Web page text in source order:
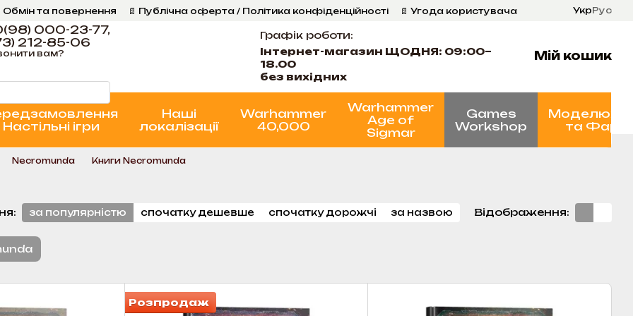
Обмін та повернення 📄 Публічна оферта / Політика конфіденційності
📄 Угода користувача
Програма Лояльності
УкрРус
000-23-77,
212-85-06
вам?
Графік роботи:
Інтернет-магазин ЩОДНЯ: 09:00–
18.00
без вихідних
Мій кошик
Настільні ігри
Наші
локалізації
Warhammer
40,000
Warhammer
Age of
Sigmar
Games
Workshop
та
Necromunda Книги Necromunda
за популярністю спочатку дешевше спочатку дорожчі за назвою Відображення:
Розпродаж